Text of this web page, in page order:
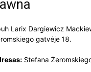
Larix Dargiewicz
gatvėje 18.
Stefana